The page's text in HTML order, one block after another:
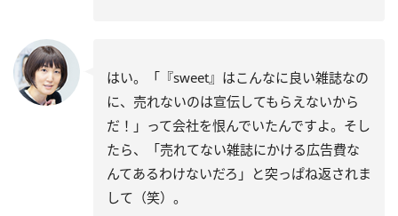
はい。「『sweet』はこんなに良い雑誌なの
に、売れないのは宣伝してもらえないから
だ！」って会社を恨んでいたんですよ。そし
たら、「売れてない雑誌にかける広告費な
んてあるわけないだろ」と突っぱね返されま
して（笑）。